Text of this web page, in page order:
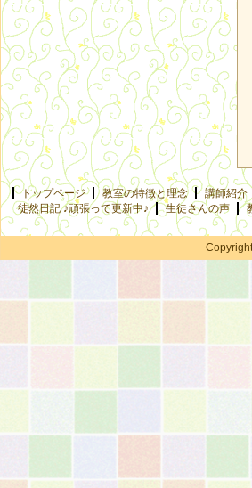
トップページ 教室の特徴と理念 講師紹介
徒然日記 ♪頑張って更新中♪
生徒さんの声